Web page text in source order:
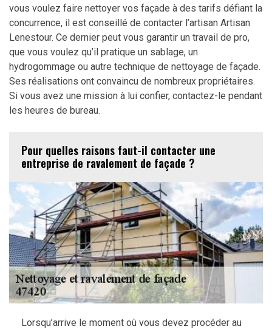
vous voulez faire nettoyer vos façade à des tarifs défiant la
concurrence, il est conseillé de contacter l’artisan Artisan
Lenestour. Ce dernier peut vous garantir un travail de pro,
que vous voulez qu’il pratique un sablage, un
hydrogommage ou autre technique de nettoyage de façade.
Ses réalisations ont convaincu de nombreux propriétaires.
Si vous avez une mission à lui confier, contactez-le pendant
les heures de bureau.
Pour quelles raisons faut-il contacter une
entreprise de ravalement de façade ?
Lorsqu’arrive le moment où vous devez procéder au